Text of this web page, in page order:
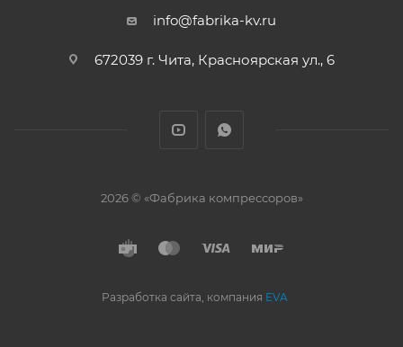
info@fabrika-kv.ru
672039 г. Чита, Красноярская ул., 6
2026 © «Фабрика компрессоров»
Разработка сайта, компания EVA